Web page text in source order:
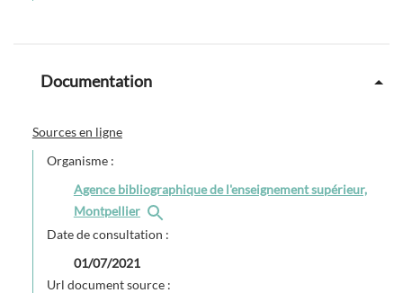
Documentation
Sources en ligne
Organisme :
Agence bibliographique de l'enseignement supérieur,
Montpellier
Date de consultation :
01/07/2021
Url document source :